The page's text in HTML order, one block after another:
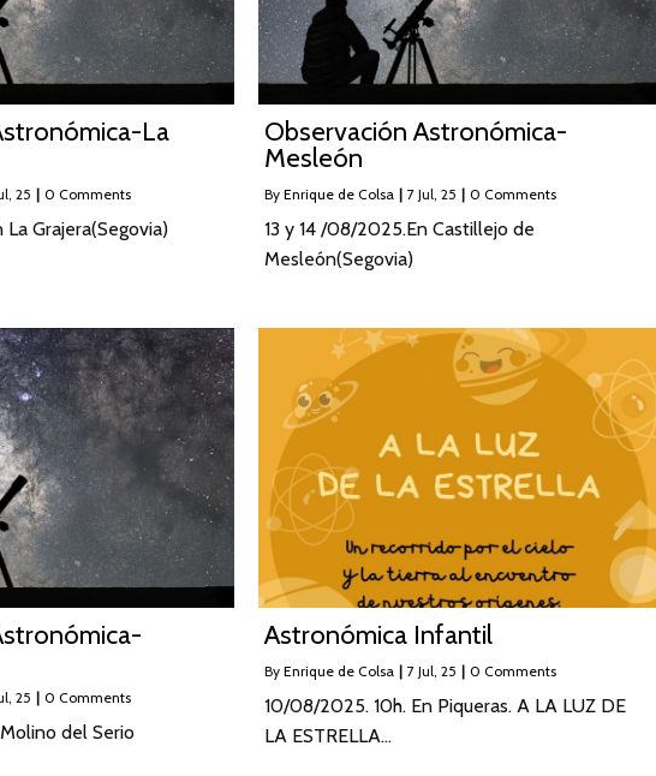
La
25 | 0 Comments
Grajera(Segovia)
Observación Astronómica-
Mesleón
By Enrique de Colsa | 7 Jul, 25 | 0 Comments
13 y 14 /08/2025.En Castillejo de
Mesleón(Segovia)
25 | 0 Comments
del Serio
Astronómica Infantil
By Enrique de Colsa | 7 Jul, 25 | 0 Comments
10/08/2025. 10h. En Piqueras. A LA LUZ DE
LA ESTRELLA…